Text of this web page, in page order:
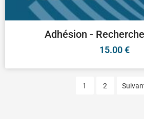
Adhésion -
15.00€
1 2